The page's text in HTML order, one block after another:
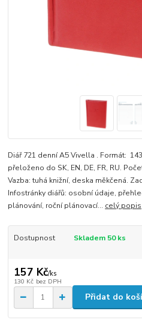
Diář 721 denní A5 Vivella . Formát:
přeloženo do SK, EN, DE, FR, RU.
Vazba: tuhá knižní, deska měkčená.
Infostránky diářů: osobní údaje,
plánování, roční plánovací... celý popis
Dostupnost Skladem 50 ks
157 Kč/ks
130 Kč bez DPH
Přidat do